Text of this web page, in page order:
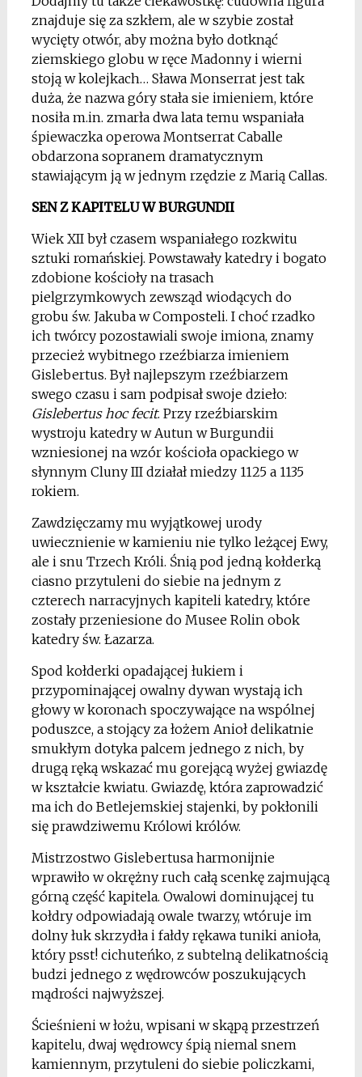
znajduje się za szkłem, ale w szybie został
wycięty otwór, aby można było dotknąć
ziemskiego globu w ręce Madonny i wierni
stoją w kolejkach… Sława Monserrat jest tak
duża, że nazwa góry stała sie imieniem, które
nosiła m.in. zmarła dwa lata temu wspaniała
śpiewaczka operowa Montserrat Caballe
obdarzona sopranem dramatycznym
stawiającym ją w jednym rzędzie z Marią Callas.
SEN Z KAPITELU W BURGUNDII
Wiek XII był czasem wspaniałego rozkwitu
sztuki romańskiej. Powstawały katedry i bogato
zdobione kościoły na trasach
pielgrzymkowych zewsząd wiodących do
grobu św. Jakuba w Composteli. I choć rzadko
ich twórcy pozostawiali swoje imiona, znamy
przecież wybitnego rzeźbiarza imieniem
Gislebertus. Był najlepszym rzeźbiarzem
swego czasu i sam podpisał swoje dzieło:
Gislebertus hoc fecit. Przy rzeźbiarskim
wystroju katedry w Autun w Burgundii
wzniesionej na wzór kościoła opackiego w
słynnym Cluny III działał miedzy 1125 a 1135
rokiem.
Zawdzięczamy mu wyjątkowej urody
uwiecznienie w kamieniu nie tylko leżącej Ewy,
ale i snu Trzech Króli. Śnią pod jedną kołderką
ciasno przytuleni do siebie na jednym z
czterech narracyjnych kapiteli katedry, które
zostały przeniesione do Musee Rolin obok
katedry św. Łazarza.
Spod kołderki opadającej łukiem i
przypominającej owalny dywan wystają ich
głowy w koronach spoczywające na wspólnej
poduszce, a stojący za łożem Anioł delikatnie
smukłym dotyka palcem jednego z nich, by
drugą ręką wskazać mu gorejącą wyżej gwiazdę
w kształcie kwiatu. Gwiazdę, która zaprowadzić
ma ich do Betlejemskiej stajenki, by pokłonili
się prawdziwemu Królowi królów.
Mistrzostwo Gislebertusa harmonijnie
wprawiło w okrężny ruch całą scenkę zajmującą
górną część kapitela. Owalowi dominującej tu
kołdry odpowiadają owale twarzy, wtóruje im
dolny łuk skrzydła i fałdy rękawa tuniki anioła,
który psst! cichuteńko, z subtelną delikatnością
budzi jednego z wędrowców poszukujących
mądrości najwyższej.
Ścieśnieni w łożu, wpisani w skąpą przestrzeń
kapitelu, dwaj wędrowcy śpią niemal snem
kamiennym, przytuleni do siebie policzkami,